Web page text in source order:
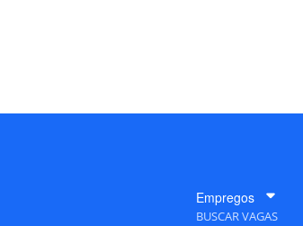
Empregos
BUSCAR VAGAS